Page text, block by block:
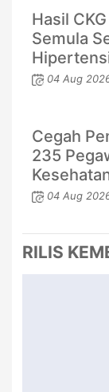
Hasil
Semula
04 Aug
Cegah
235
04 Aug
RILIS